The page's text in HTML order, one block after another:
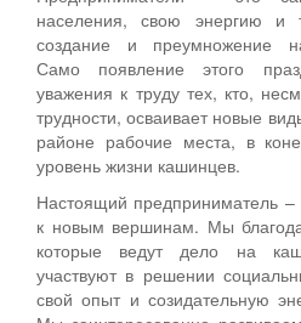
населения, свою энергию и
создание и преумножение
Само появление этого
уважения к труду тех, кто,
трудности, осваивает новые
районе рабочие места, в
уровень жизни кашинцев.
Настоящий предприниматель –
к новым вершинам. Мы
которые ведут дело на
участвуют в решении
свой опыт и созидательную